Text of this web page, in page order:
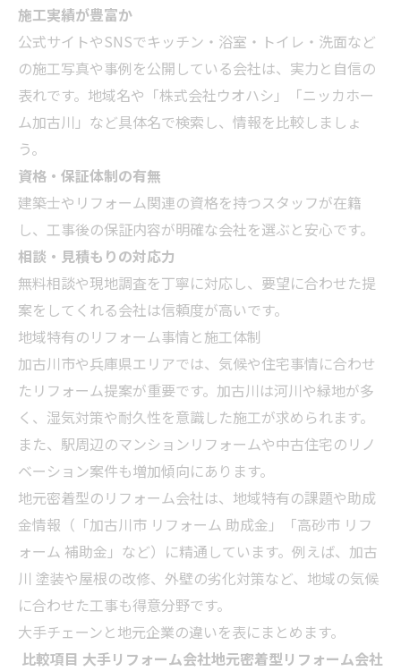
施工実績が豊富か
公式サイトやSNSでキッチン・浴室・トイレ・洗面など
の施工写真や事例を公開している会社は、実力と自信の
表れです。地域名や「株式会社ウオハシ」「ニッカホー
ム加古川」など具体名で検索し、情報を比較しましょ
う。
資格・保証体制の有無
建築士やリフォーム関連の資格を持つスタッフが在籍
し、工事後の保証内容が明確な会社を選ぶと安心です。
相談・見積もりの対応力
無料相談や現地調査を丁寧に対応し、要望に合わせた提
案をしてくれる会社は信頼度が高いです。
地域特有のリフォーム事情と施工体制
加古川市や兵庫県エリアでは、気候や住宅事情に合わせ
たリフォーム提案が重要です。加古川は河川や緑地が多
く、湿気対策や耐久性を意識した施工が求められます。
また、駅周辺のマンションリフォームや中古住宅のリノ
ベーション案件も増加傾向にあります。
地元密着型のリフォーム会社は、地域特有の課題や助成
金情報（「加古川市 リフォーム 助成金」「高砂市 リフ
ォーム 補助金」など）に精通しています。例えば、加古
川 塗装や屋根の改修、外壁の劣化対策など、地域の気候
に合わせた工事も得意分野です。
大手チェーンと地元企業の違いを表にまとめます。
比較項目 大手リフォーム会社地元密着型リフォーム会社